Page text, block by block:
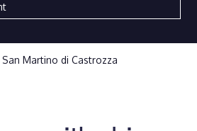
San Martino di Castrozza